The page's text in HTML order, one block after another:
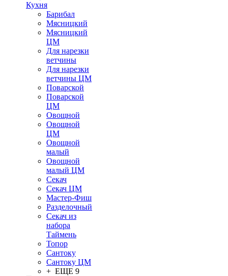
Кухня
Барибал
Мясницкий
Мясницкий
ЦМ
Для нарезки
ветчины
Для нарезки
ветчины ЦМ
Поварской
Поварской
ЦМ
Овощной
Овощной
ЦМ
Овощной
малый
Овощной
малый ЦМ
Секач
Секач ЦМ
Мастер-Фиш
Разделочный
Секач из
набора
Таймень
Топор
Сантоку
Сантоку ЦМ
+ ЕЩЕ 9